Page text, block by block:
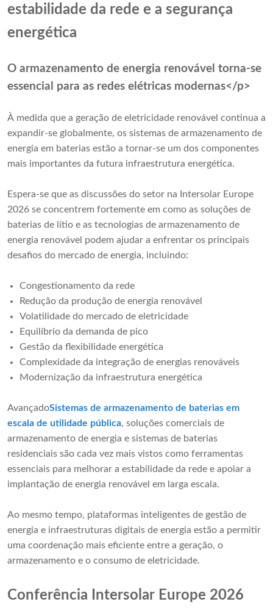
estabilidade da rede e a segurança
energética
O armazenamento de energia renovável torna-se
essencial para as redes elétricas modernas</p>
À medida que a geração de eletricidade renovável continua a
expandir-se globalmente, os sistemas de armazenamento de
energia em baterias estão a tornar-se um dos componentes
mais importantes da futura infraestrutura energética.
Espera-se que as discussões do setor na Intersolar Europe
2026 se concentrem fortemente em como as soluções de
baterias de lítio e as tecnologias de armazenamento de
energia renovável podem ajudar a enfrentar os principais
desafios do mercado de energia, incluindo:
Congestionamento da rede
Redução da produção de energia renovável
Volatilidade do mercado de eletricidade
Equilíbrio da demanda de pico
Gestão da flexibilidade energética
Complexidade da integração de energias renováveis
Modernização da infraestrutura energética
AvançadoSistemas de armazenamento de baterias em
escala de utilidade pública, soluções comerciais de
armazenamento de energia e sistemas de baterias
residenciais são cada vez mais vistos como ferramentas
essenciais para melhorar a estabilidade da rede e apoiar a
implantação de energia renovável em larga escala.
Ao mesmo tempo, plataformas inteligentes de gestão de
energia e infraestruturas digitais de energia estão a permitir
uma coordenação mais eficiente entre a geração, o
armazenamento e o consumo de eletricidade.
Conferência Intersolar Europe 2026